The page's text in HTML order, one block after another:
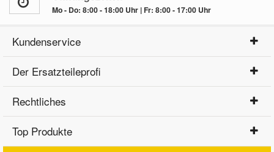
Mo - Do: 8:00 - 18:00 Uhr | Fr: 8:00 - 17:00 Uhr
Kundenservice
Der Ersatzteileprofi
Rechtliches
Top Produkte